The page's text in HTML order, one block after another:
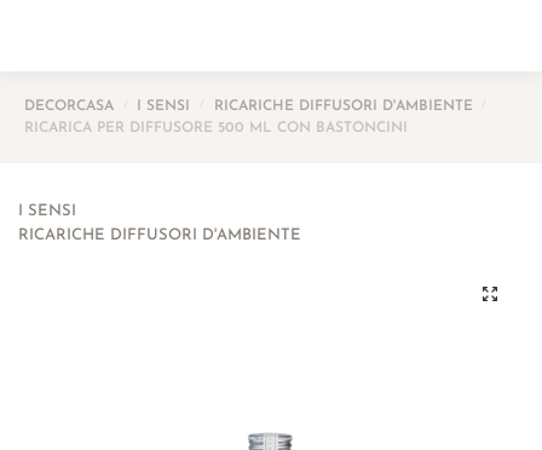
DECORCASA I SENSI RICARICHE DIFFUSORI D'AMBIENTE
RICARICA PER DIFFUSORE 500 ML CON BASTONCINI
I SENSI
RICARICHE DIFFUSORI D'AMBIENTE